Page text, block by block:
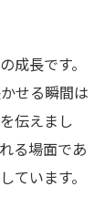
成長です。
せる瞬間は
伝えまし
る場面であ
ています。